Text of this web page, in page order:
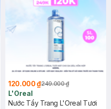
120.000 ₫249.000 ₫
L'Oreal
Nước Tẩy Trang L'Oreal Tươi